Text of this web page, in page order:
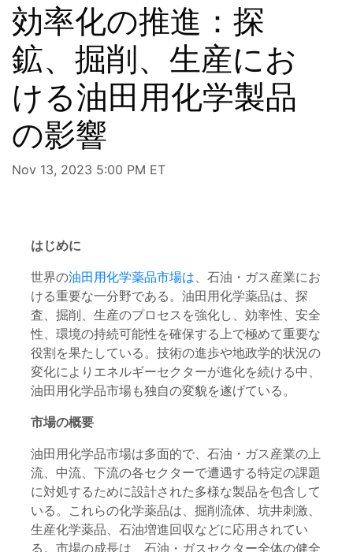
効率化の推進：探
鉱、掘削、生産にお
ける油田用化学製品
の影響
Nov 13, 2023 5:00 PM ET
はじめに
世界の油田用化学薬品市場は 、石油・ガス産業にお
ける重要な一分野である。油田用化学薬品は、探
査、掘削、生産のプロセスを強化し、効率性、安全
性、環境の持続可能性を確保する上で極めて重要な
役割を果たしている。技術の進歩や地政学的状況の
変化によりエネルギーセクターが進化を続ける中、
油田用化学品市場も独自の変貌を遂げている。
市場の概要
油田用化学品市場は多面的で、石油・ガス産業の上
流、中流、下流の各セクターで遭遇する特定の課題
に対処するために設計された多様な製品を包含して
いる。これらの化学薬品は、掘削流体、坑井刺激、
生産化学薬品、石油増進回収などに応用されてい
る。市場の成長は、石油・ガスセクター全体の健全